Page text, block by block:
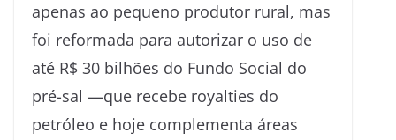
apenas ao pequeno produtor rural, mas
foi reformada para autorizar o uso de
até R$ 30 bilhões do Fundo Social do
pré-sal —que recebe royalties do
petróleo e hoje complementa áreas